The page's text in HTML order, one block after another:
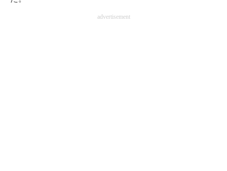
ビジネスと働き方のヒントadvertisement